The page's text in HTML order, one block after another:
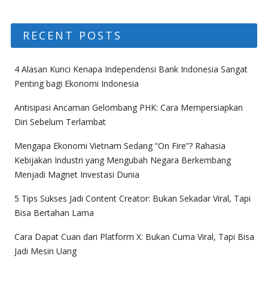
RECENT POSTS
4 Alasan Kunci Kenapa Independensi Bank Indonesia Sangat
Penting bagi Ekonomi Indonesia
Antisipasi Ancaman Gelombang PHK: Cara Mempersiapkan
Diri Sebelum Terlambat
Mengapa Ekonomi Vietnam Sedang “On Fire”? Rahasia
Kebijakan Industri yang Mengubah Negara Berkembang
Menjadi Magnet Investasi Dunia
5 Tips Sukses Jadi Content Creator: Bukan Sekadar Viral, Tapi
Bisa Bertahan Lama
Cara Dapat Cuan dari Platform X: Bukan Cuma Viral, Tapi Bisa
Jadi Mesin Uang